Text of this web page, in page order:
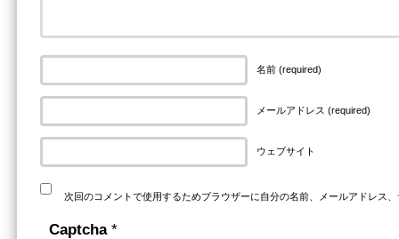
名前 (required)
メールアドレス (required)
ウェブサイト
次回のコメントで使用するためブラウザーに自分の名前、メールアドレス
Captcha *